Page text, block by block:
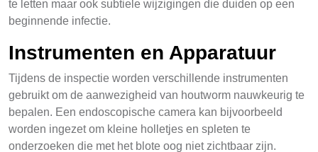
te letten maar ook subtiele wijzigingen die duiden op een
beginnende infectie.
Instrumenten en Apparatuur
Tijdens de inspectie worden verschillende instrumenten
gebruikt om de aanwezigheid van houtworm nauwkeurig te
bepalen. Een endoscopische camera kan bijvoorbeeld
worden ingezet om kleine holletjes en spleten te
onderzoeken die met het blote oog niet zichtbaar zijn.